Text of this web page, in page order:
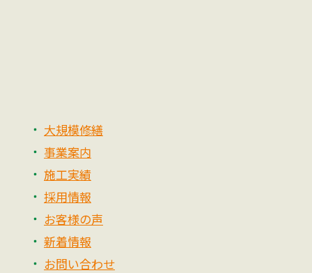
大規模修繕
事業案内
施工実績
採用情報
お客様の声
新着情報
お問い合わせ